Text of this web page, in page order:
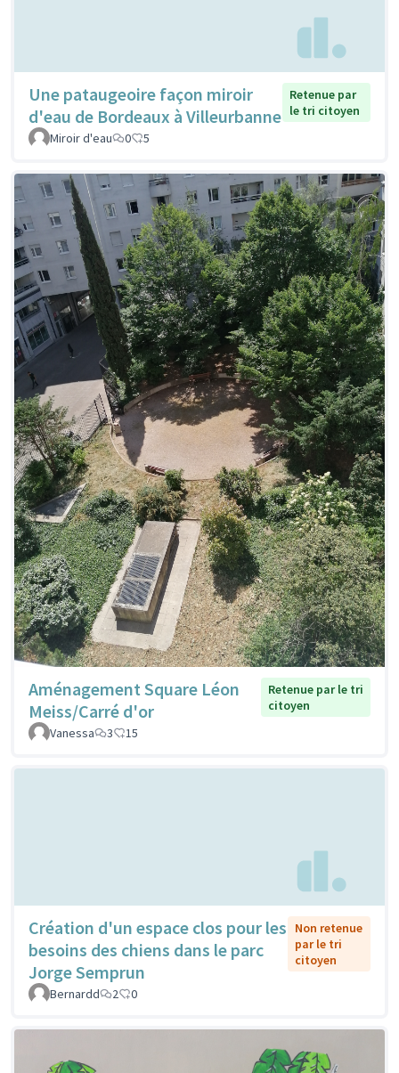
Une pataugeoire façon miroir
d'eau de Bordeaux à Villeurbanne
Retenue par
le tri citoyen
Miroir d'eau
0 5
Aménagement Square Léon
Meiss/Carré d'or
Retenue par le tri
citoyen
Vanessa
3 15
Création d'un espace clos pour les
besoins des chiens dans le parc
Jorge Semprun
Non retenue
par le tri
citoyen
Bernardd 2 0